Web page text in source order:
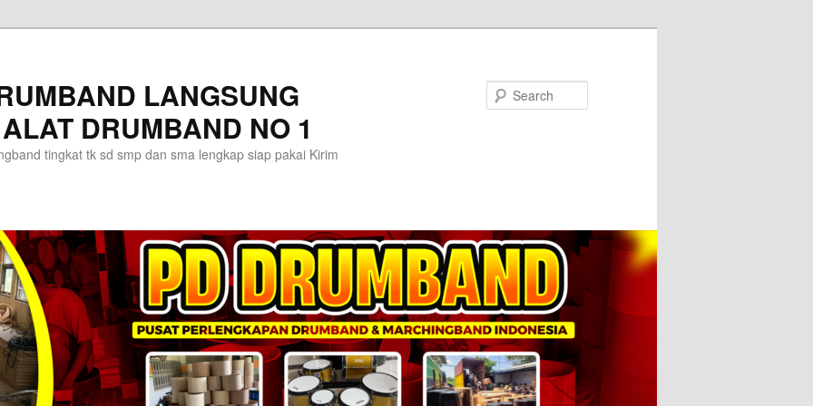
LANGSUNG
DRUMBAND NO 1
tingkat tk sd smp dan sma lengkap siap pakai Kirim